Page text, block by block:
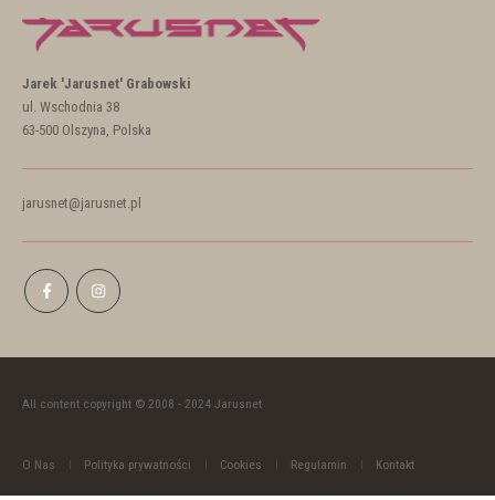
Jarek 'Jarusnet' Grabowski
ul. Wschodnia 38
63-500 Olszyna, Polska
jarusnet@jarusnet.pl
O Nas Polityka prywatności Cookies Regulamin Kontakt
All content copyright © 2008 - 2024 Jarusnet